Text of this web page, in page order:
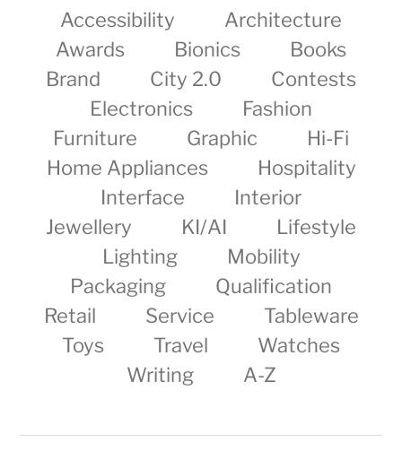
Accessibility
Architecture
Awards
Bionics
Books
Brand
City 2.0
Contests
Electronics
Fashion
Furniture
Graphic
Hi-Fi
Home Appliances
Hospitality
Interface
Interior
Jewellery
KI/AI
Lifestyle
Lighting
Mobility
Packaging
Qualification
Retail
Service
Tableware
Toys
Travel
Watches
Writing
A-Z